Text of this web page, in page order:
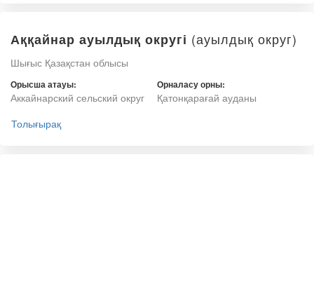
Аққайнар ауылдық округі (ауылдық округ)
Шығыс Қазақстан облысы
Орысша атауы:
Аккайнарский сельский округ
Орналасу орны:
Қатонқарағай ауданы
Толығырақ